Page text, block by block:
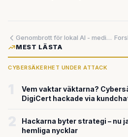
Genombrott för lokal AI - medicinsk analys kan nu köras direkt i telefonen
MEST LÄSTA
CYBERSÄKERHET UNDER ATTACK
Vem vaktar väktarna?
DigiCert hackade via
Hackarna byter strategi – nu
hemliga nycklar